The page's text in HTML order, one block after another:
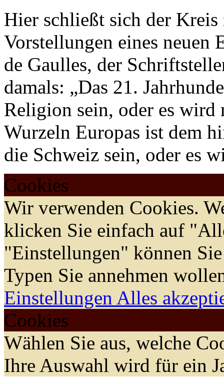
Hier schließt sich der Kreis
Vorstellungen eines neuen
de Gaulles, der
damals: „Das 21.
Religion sein, oder es wird
Wurzeln Europas ist dem
die Schweiz sein, oder es
Cookies
Wir verwenden Cookies.
klicken Sie einfach auf
"Einstellungen" können
Typen Sie annehmen
Einstellungen Alles
Cookies
Wählen Sie aus, welche
Ihre Auswahl wird für ein